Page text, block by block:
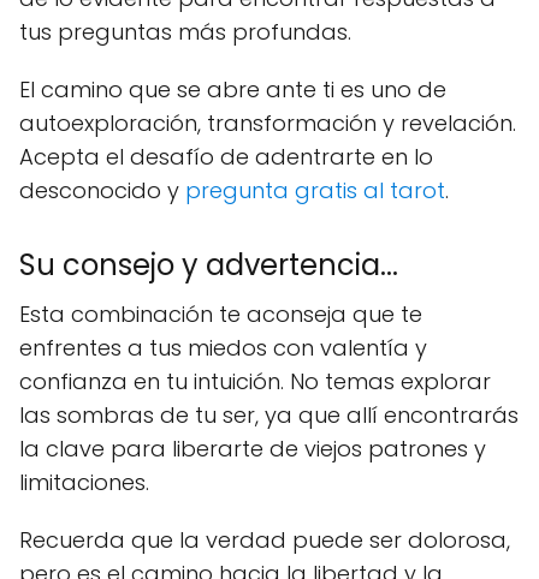
tus preguntas más profundas.
El camino que se abre ante ti es uno de
autoexploración, transformación y revelación.
Acepta el desafío de adentrarte en lo
desconocido y pregunta gratis al tarot.
Su consejo y advertencia...
Esta combinación te aconseja que te
enfrentes a tus miedos con valentía y
confianza en tu intuición. No temas explorar
las sombras de tu ser, ya que allí encontrarás
la clave para liberarte de viejos patrones y
limitaciones.
Recuerda que la verdad puede ser dolorosa,